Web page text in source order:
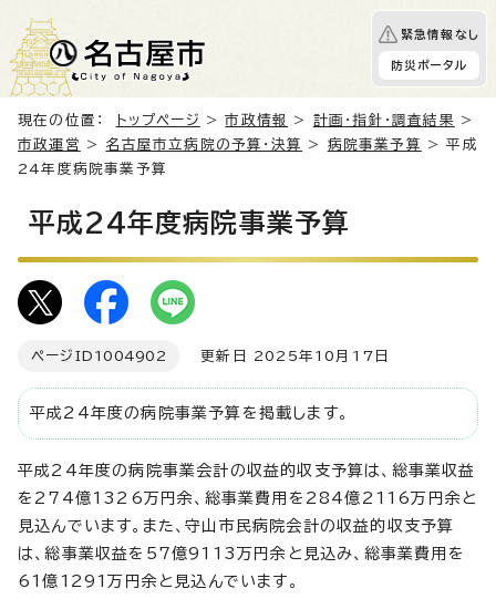
緊急情報なし
防災ポータル
現在の位置： トップページ >市政情報 > 計画・指針・調査結果
>
市政運営
> 名古屋市立病院の予算・決算 > 病院事業予算
> 平成
24年度病院事業予算
平成24年度病院事業予算
ページID 1004902 更新日 2025年10月17日
平成24年度の病院事業予算を掲載します。
平成24年度の病院事業会計の収益的収支予算は、総事業収益
を274億1326万円余、総事業費用を284億2116万円余と
見込んでいます。また、守山市民病院会計の収益的収支予算
は、総事業収益を57億9113万円余と見込み、総事業費用を
61億1291万円余と見込んでいます。